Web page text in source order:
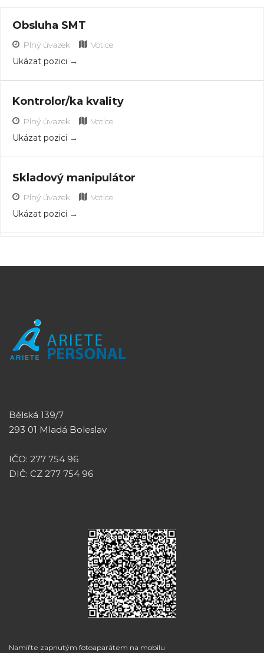
Obsluha SMT
Plný úvazek
Votice
Ukázat pozici
Kontrolor/ka kvality
Plný úvazek
Votice
Ukázat pozici
Skladový manipulátor
Plný úvazek
Votice
Ukázat pozici
Bělská 139/7
293 01 Mladá Boleslav
IČO: 277 754 96
DIČ: CZ 277 754 96
Namiřte zapnutým fotoaparátem na mobilu